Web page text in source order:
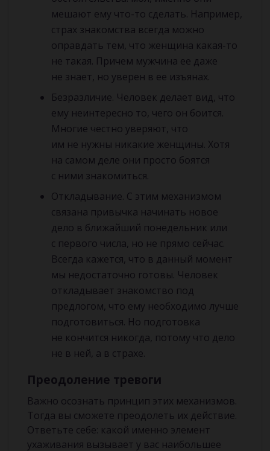
мешают ему что-то сделать. Например,
страх знакомства всегда можно
оправдать тем, что женщина какая-то
не такая. Причем мужчина ее даже
не знает, но уверен в ее изъянах.
Безразличие. Человек делает вид, что
ему неинтересно то, чего он боится.
Многие честно уверяют, что
им не нужны никакие женщины. Хотя
на самом деле они просто боятся
с ними знакомиться.
Откладывание. С этим механизмом
связана привычка начинать новое
дело в ближайший понедельник или
с первого числа, но не прямо сейчас.
Всегда кажется, что в данный момент
мы недостаточно готовы. Человек
откладывает знакомство под
предлогом, что ему необходимо лучше
подготовиться. Но подготовка
не кончится никогда, потому что дело
не в ней, а в страхе.
Преодоление тревоги
Важно осознать принцип этих механизмов.
Тогда вы сможете преодолеть их действие.
Ответьте себе: какой именно элемент
ухаживания вызывает у вас наибольшее